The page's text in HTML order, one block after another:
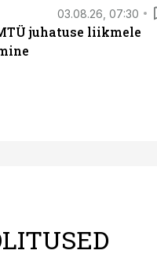
03.08.26, 07:30
juhatuse liikmele